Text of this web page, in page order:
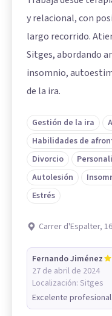
y relacional, con
largo recorrido.
Sitges, abordando
insomnio,
de la ira.
Gestión de la ira
Habilidades de
Divorcio
Autolesión
Estrés
Carrer d'Espalter,
Fernando Jiménez
27 de abril de 2024
Localización: Sitges
Excelente profesional